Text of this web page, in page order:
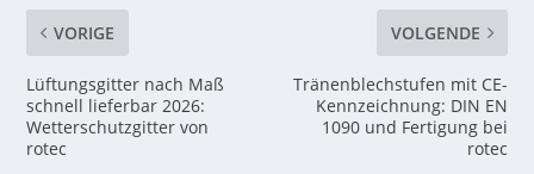
VORIGE
Lüftungsgitter nach Maß
schnell lieferbar 2026:
Wetterschutzgitter von
rotec
VOLGENDE
Tränenblechstufen mit CE-
Kennzeichnung: DIN EN
1090 und Fertigung bei
rotec